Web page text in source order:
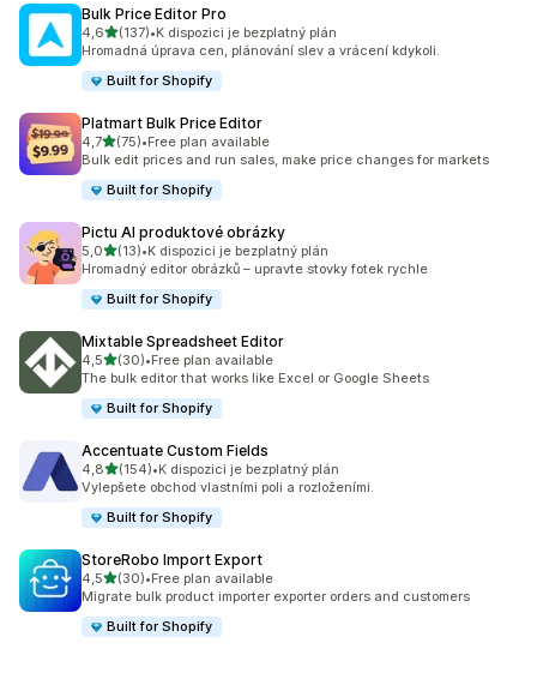
Bulk Price Editor Pro
4,6z 5 hvězd
(137)
Celkový počet recenzí: 137
•K dispozici je bezplatný plán
Hromadná úprava cen, plánování slev a vrácení kdykoli.
Built for Shopify
Platmart Bulk Price Editor
4,7z 5 hvězd
(75)
Celkový počet recenzí: 75
•Free plan available
Bulk edit prices and run sales, make price changes for markets
Built for Shopify
Pictu AI produktové obrázky
5,0z 5 hvězd
(13)
Celkový počet recenzí: 13
•K dispozici je bezplatný plán
Hromadný editor obrázků – upravte stovky fotek rychle
Built for Shopify
Mixtable Spreadsheet Editor
4,5z 5 hvězd
(30)
Celkový počet recenzí: 30
•Free plan available
The bulk editor that works like Excel or Google Sheets
Built for Shopify
Accentuate Custom Fields
4,8z 5 hvězd
(154)
Celkový počet recenzí: 154
•K dispozici je bezplatný plán
Vylepšete obchod vlastními poli a rozloženími.
Built for Shopify
StoreRobo Import Export
4,5z 5 hvězd
(30)
Celkový počet recenzí: 30
•Free plan available
Migrate bulk product importer exporter orders and customers
Built for Shopify